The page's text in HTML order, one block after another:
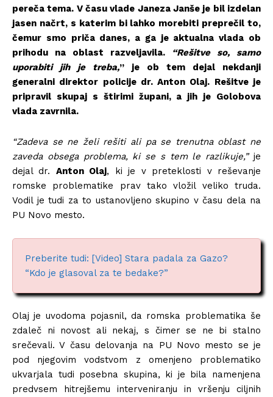
pereča tema. V času vlade Janeza Janše je bil izdelan
jasen načrt, s katerim bi lahko morebiti preprečil to,
čemur smo priča danes, a ga je aktualna vlada ob
prihodu na oblast razveljavila.
“Rešitve so, samo
uporabiti jih je treba,” je ob tem dejal nekdanji
generalni direktor policije dr. Anton Olaj. Rešitve je
pripravil skupaj s štirimi župani, a jih je Golobova
vlada zavrnila.
“Zadeva se ne želi rešiti ali pa se trenutna oblast ne
zaveda obsega problema, ki se s tem le razlikuje,”je
dejal dr. Anton Olaj, ki je v preteklosti v reševanje
romske problematike prav tako vložil veliko truda.
Vodil je tudi za to ustanovljeno skupino v času dela na
PU Novo mesto.
Preberite tudi: [Video] Stara padala za Gazo?
“Kdo je glasoval za te bedake?”
Olaj je uvodoma pojasnil, da romska problematika še
zdaleč ni novost ali nekaj, s čimer se ne bi stalno
srečevali. V času delovanja na PU Novo mesto se je
pod njegovim vodstvom z omenjeno problematiko
ukvarjala tudi posebna skupina, ki je bila namenjena
predvsem hitrejšemu interveniranju in vršenju ciljnih